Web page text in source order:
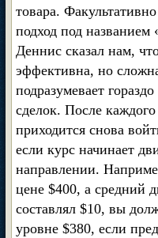
товара.
подход под названием
Деннис сказал нам,
эффективна, но
подразумевает
сделок. После
приходится снова
если курс начинает
направлении.
цене $400, а средний
составлял $10, вы
уровне $380, если